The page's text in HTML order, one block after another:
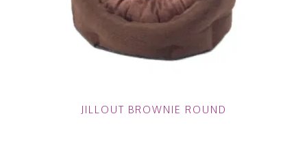
JILLOUT BROWNIE ROUND